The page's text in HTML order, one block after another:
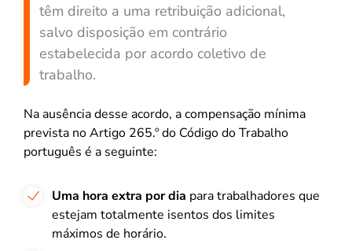
têm direito a uma retribuição adicional,
salvo disposição em contrário
estabelecida por acordo coletivo de
trabalho.
Na ausência desse acordo, a compensação mínima
prevista no Artigo 265.º do Código do Trabalho
português é a seguinte:
Uma hora extra por dia para trabalhadores que
estejam totalmente isentos dos limites
máximos de horário.